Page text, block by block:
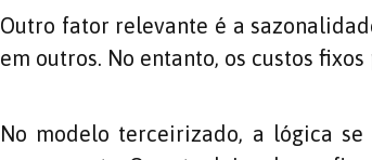
Outro fator relevante é a
em outros. No entanto, os custos
No modelo terceirizado, a lógica